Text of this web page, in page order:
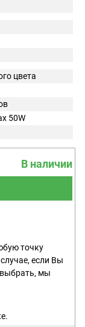
цвета
50W
В наличии
точку
если Вы
мы